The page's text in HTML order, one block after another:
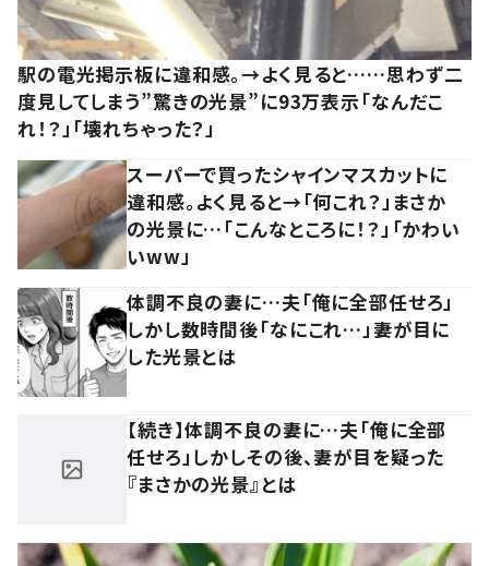
駅の電光掲示板に違和感。→よく見ると……思わず二
度見してしまう”驚きの光景”に93万表示「なんだこ
れ！？」「壊れちゃった？」
スーパーで買ったシャインマスカットに
違和感。よく見ると→「何これ？」まさか
の光景に…「こんなところに！？」「かわい
いww」
体調不良の妻に…夫「俺に全部任せろ」
しかし数時間後「なにこれ…」妻が目に
した光景とは
【続き】体調不良の妻に…夫「俺に全部
任せろ」しかしその後、妻が目を疑った
『まさかの光景』とは